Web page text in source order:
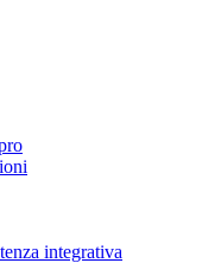
integrativa